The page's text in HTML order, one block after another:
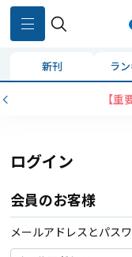
新刊 ラ
【
ログイン
会員のお客様
メールアドレスとパス